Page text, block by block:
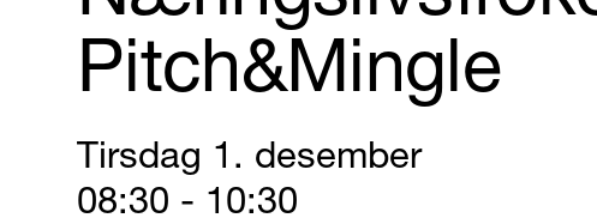
Pitch&Mingle
Tirsdag 1. desember
08:30 - 10:30